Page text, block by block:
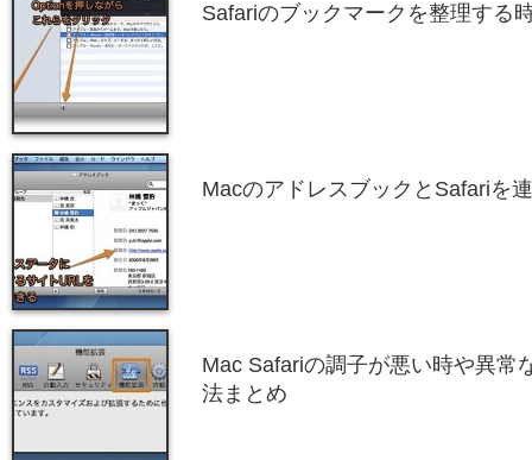
Safariのブックマークを整理する
MacのアドレスブックとSafariを
Mac Safariの調子が悪い時や異常
法まとめ